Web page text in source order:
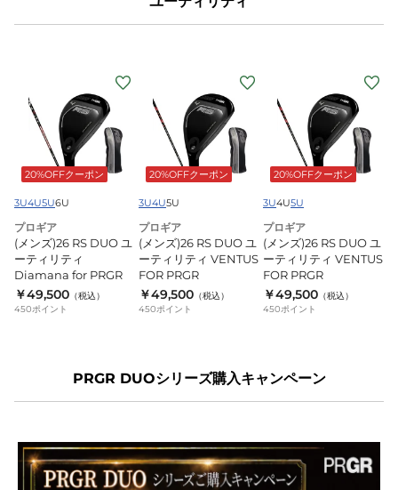
VENTUS
VENTUS
ズ)26
ユ
ー
テ
ィ
リ
テ
ィ
20%OFFクーポン
3U4U5U6U
プロギア
(メンズ)26 RS DUO ユ
ーティリティ
Diamana for PRGR
￥49,500 （税込）
450ポイント
ズ)26
ユ
ー
テ
ィ
リ
テ
ィ
PRGR
20%OFFクーポン
3U4U5U
プロギア
(メンズ)26 RS DUO ユ
ーティリティ VENTUS
FOR PRGR
￥49,500 （税込）
450ポイント
ズ)26
ユ
ー
テ
ィ
リ
テ
ィ
PRGR
20%OFFクーポン
3U4U5U
プロギア
(メンズ)26 RS DUO ユ
ーティリティ VENTUS
FOR PRGR
￥49,500 （税込）
450ポイント
PRGR DUOシリーズ購入キャンペーン